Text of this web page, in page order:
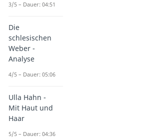
3/5 – Dauer: 04:51
Die
schlesischen
Weber -
Analyse
4/5 – Dauer: 05:06
Ulla Hahn -
Mit Haut und
Haar
5/5 – Dauer: 04:36